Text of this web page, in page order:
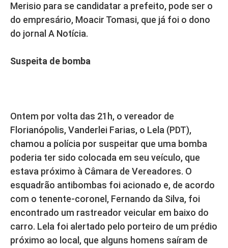
Merisio para se candidatar a prefeito, pode ser o
do empresário, Moacir Tomasi, que já foi o dono
do jornal A Notícia.
Suspeita de bomba
Ontem por volta das 21h, o vereador de
Florianópolis, Vanderlei Farias, o Lela (PDT),
chamou a polícia por suspeitar que uma bomba
poderia ter sido colocada em seu veículo, que
estava próximo à Câmara de Vereadores. O
esquadrão antibombas foi acionado e, de acordo
com o tenente-coronel, Fernando da Silva, foi
encontrado um rastreador veicular em baixo do
carro. Lela foi alertado pelo porteiro de um prédio
próximo ao local, que alguns homens saíram de